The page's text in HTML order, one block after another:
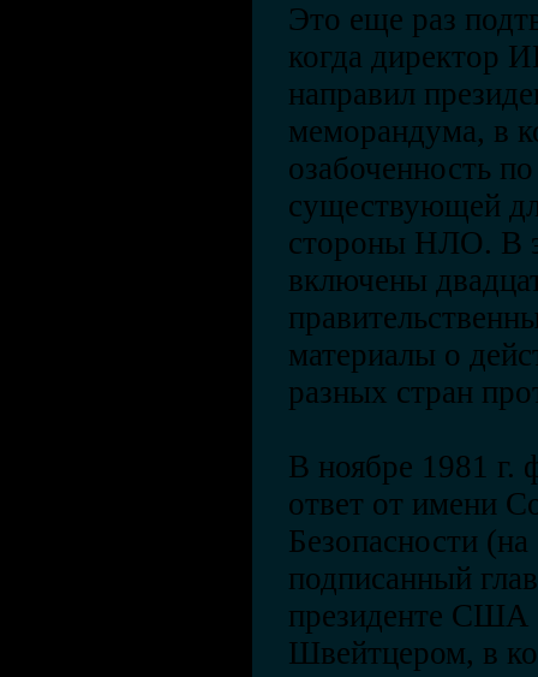
Это еще раз
когда
направил
меморандума, в
озабоченность
существующей
стороны НЛО. В
включены
материалы о
разных стран
В ноябре 1981 г.
ответ от имени
Безопасности (на
подписанный
президенте США
Швейтцером, в